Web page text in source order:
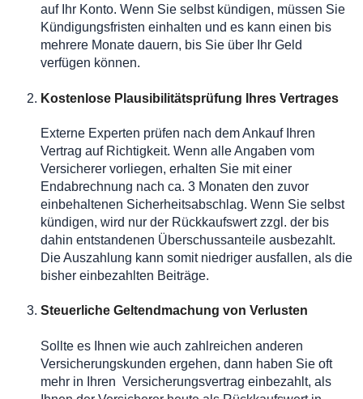
auf Ihr Konto. Wenn Sie selbst kündigen, müssen Sie
Kündigungsfristen einhalten und es kann einen bis
mehrere Monate dauern, bis Sie über Ihr Geld
verfügen können.
Kostenlose Plausibilitätsprüfung Ihres Vertrages
Externe Experten prüfen nach dem Ankauf Ihren
Vertrag auf Richtigkeit. Wenn alle Angaben vom
Versicherer vorliegen, erhalten Sie mit einer
Endabrechnung nach ca. 3 Monaten den zuvor
einbehaltenen Sicherheitsabschlag. Wenn Sie selbst
kündigen, wird nur der Rückkaufswert zzgl. der bis
dahin entstandenen Überschussanteile ausbezahlt.
Die Auszahlung kann somit niedriger ausfallen, als die
bisher einbezahlten Beiträge.
Steuerliche Geltendmachung von Verlusten
Sollte es Ihnen wie auch zahlreichen anderen
Versicherungskunden ergehen, dann haben Sie oft
mehr in Ihren Versicherungsvertrag einbezahlt, als